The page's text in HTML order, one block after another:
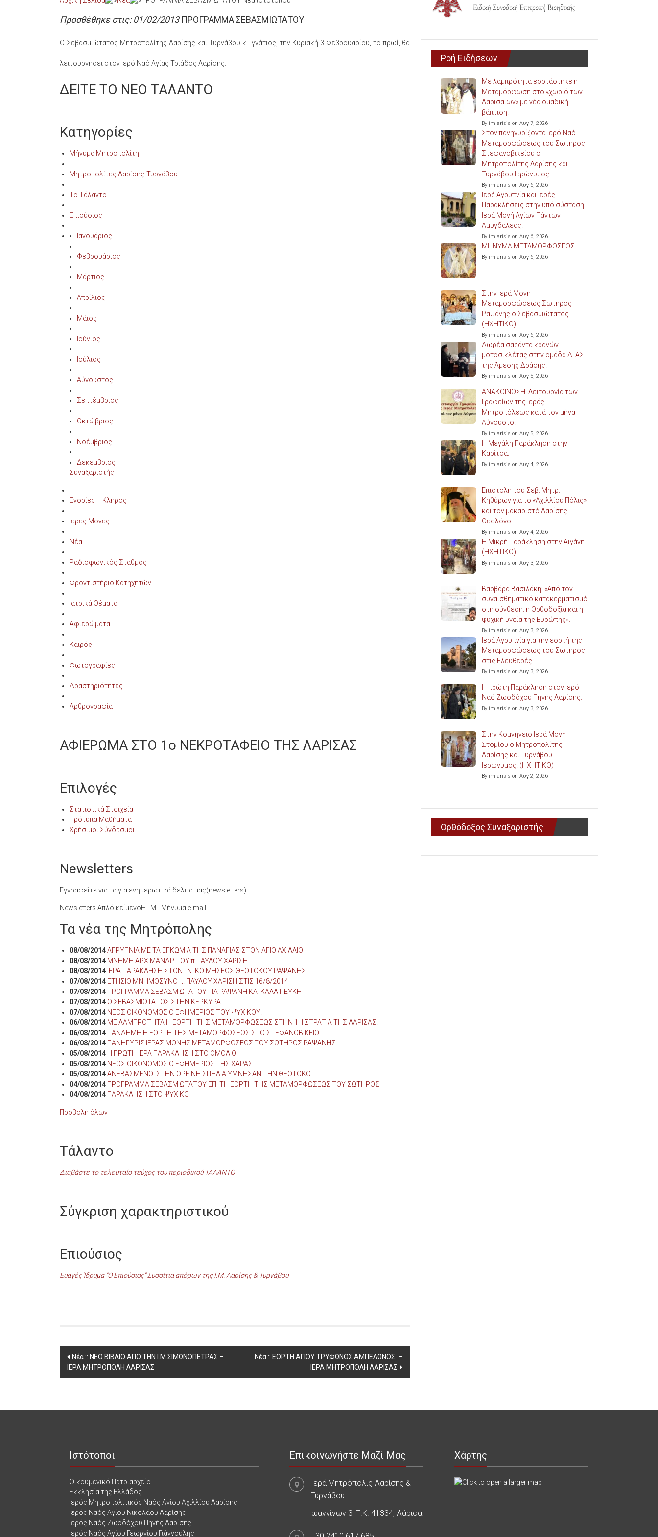
Προσθέθηκε στις: 01/02/2013ΠΡΟΓΡΑΜΜΑ ΣΕΒΑΣΜΙΩΤΑΤΟΥ
Ο Σεβασμιώτατος Μητροπολίτης Λαρίσης και Τυρνάβου κ. Ιγνάτιος, την Κυριακή 3 Φεβρουαρίου, το πρωί, θα
λειτουργήσει στον Ιερό Ναό Αγίας Τριάδος Λαρίσης.
ΔΕΙΤΕ ΤΟ ΝΕΟ ΤΑΛΑΝΤΟ
Κατηγορίες
Μήνυμα Μητροπολίτη
Μητροπολίτες Λαρίσης-Τυρνάβου
Το Τάλαντο
Επιούσιος
Ιανουάριος
Φεβρουάριος
Μάρτιος
Απρίλιος
Μάιος
Ιούνιος
Ιούλιος
Αύγουστος
Σεπτέμβριος
Οκτώβριος
Νοέμβριος
Δεκέμβριος
Συναξαριστής
Ενορίες – Κλήρος
Ιερές Μονές
Νέα
Ραδιοφωνικός Σταθμός
Φροντιστήριο Κατηχητών
Ιατρικά Θέματα
Αφιερώματα
Καιρός
Φωτογραφίες
Δραστηριότητες
Αρθρογραφία
ΑΦΙΕΡΩΜΑ ΣΤΟ 1ο ΝΕΚΡΟΤΑΦΕΙΟ ΤΗΣ ΛΑΡΙΣΑΣ
Επιλογές
Στατιστικά Στοιχεία
Πρότυπα Μαθήματα
Χρήσιμοι Σύνδεσμοι
Newsletters
Εγγραφείτε για τα για ενημερωτικά δελτία μας(newsletters)!
Newsletters Απλό κείμενοHTML Μήνυμα e-mail
Τα νέα της Μητρόπολης
08/08/2014ΑΓΡΥΠΝΙΑ ΜΕ ΤΑ ΕΓΚΩΜΙΑ ΤΗΣ ΠΑΝΑΓΙΑΣ ΣΤΟΝ ΑΓΙΟ ΑΧΙΛΛΙΟ
08/08/2014 ΜΝΗΜΗ ΑΡΧΙΜΑΝΔΡΙΤΟΥ π.ΠΑΥΛΟΥ ΧΑΡΙΣΗ
08/08/2014 ΙΕΡΑ ΠΑΡΑΚΛΗΣΗ ΣΤΟΝ Ι.Ν. ΚΟΙΜΗΣΕΩΣ ΘΕΟΤΟΚΟΥ ΡΑΨΑΝΗΣ
07/08/2014 ΕΤΗΣΙΟ ΜΝΗΜΟΣΥΝΟ π. ΠΑΥΛΟΥ ΧΑΡΙΣΗ ΣΤΙΣ 16/8/2014
07/08/2014 ΠΡΟΓΡΑΜΜΑ ΣΕΒΑΣΜΙΩΤΑΤΟΥ ΓΙΑ ΡΑΨΑΝΗ ΚΑΙ ΚΑΛΛΙΠΕΥΚΗ
07/08/2014 Ο ΣΕΒΑΣΜΙΩΤΑΤΟΣ ΣΤΗΝ ΚΕΡΚΥΡΑ
07/08/2014 ΝΕΟΣ ΟΙΚΟΝΟΜΟΣ Ο ΕΦΗΜΕΡΙΟΣ ΤΟΥ ΨΥΧΙΚΟΥ.
06/08/2014 ΜΕ ΛΑΜΠΡΟΤΗΤΑ Η ΕΟΡΤΗ ΤΗΣ ΜΕΤΑΜΟΡΦΩΣΕΩΣ ΣΤΗΝ 1Η ΣΤΡΑΤΙΑ ΤΗΣ ΛΑΡΙΣΑΣ.
06/08/2014 ΠΑΝΔΗΜΗ Η ΕΟΡΤΗ ΤΗΣ ΜΕΤΑΜΟΡΦΩΣΕΩΣ ΣΤΟ ΣΤΕΦΑΝΟΒΙΚΕΙΟ
06/08/2014 ΠΑΝΗΓΥΡΙΣ ΙΕΡΑΣ ΜΟΝΗΣ ΜΕΤΑΜΟΡΦΩΣΕΩΣ ΤΟΥ ΣΩΤΗΡΟΣ ΡΑΨΑΝΗΣ
05/08/2014 Η ΠΡΩΤΗ ΙΕΡΑ ΠΑΡΑΚΛΗΣΗ ΣΤΟ ΟΜΟΛΙΟ
05/08/2014 ΝΕΟΣ ΟΙΚΟΝΟΜΟΣ Ο ΕΦΗΜΕΡΙΟΣ ΤΗΣ ΧΑΡΑΣ
05/08/2014ΑΝΕΒΑΣΜΕΝΟΙ ΣΤΗΝ ΟΡΕΙΝΗ ΣΠΗΛΙΑ ΥΜΝΗΣΑΝ ΤΗΝ ΘΕΟΤΟΚΟ
04/08/2014 ΠΡΟΓΡΑΜΜΑ ΣΕΒΑΣΜΙΩΤΑΤΟΥ ΕΠΙ ΤΗ ΕΟΡΤΗ ΤΗΣ ΜΕΤΑΜΟΡΦΩΣΕΩΣ ΤΟΥ ΣΩΤΗΡΟΣ
04/08/2014 ΠΑΡΑΚΛΗΣΗ ΣΤΟ ΨΥΧΙΚΟ
Προβολή όλων
Τάλαντο
Διαβάστε το τελευταίο τεύχος του περιοδικού ΤΑΛΑΝΤΟ
Σύγκριση χαρακτηριστικού
Επιούσιος
Ευαγές Ίδρυμα “Ο Επιούσιος” Συσσίτια απόρων της Ι.Μ. Λαρίσης & Τυρνάβου
Post
navigation
Νέα :: ΝΕΟ ΒΙΒΛΙΟ ΑΠΟ ΤΗΝ Ι.Μ.ΣΙΜΩΝΟΠΕΤΡΑΣ –
ΙΕΡΑ ΜΗΤΡΟΠΟΛΗ ΛΑΡΙΣΑΣ
Νέα :: ΕΟΡΤΗ ΑΓΙΟΥ ΤΡΥΦΩΝΟΣ ΑΜΠΕΛΩΝΟΣ. –
ΙΕΡΑ ΜΗΤΡΟΠΟΛΗ ΛΑΡΙΣΑΣ
Ροή Ειδήσεων
Με λαμπρότητα εορτάστηκε η
Μεταμόρφωση στο «χωριό των
Λαρισαίων» με νέα ομαδική
βάπτιση.
By imlarisis on Αυγ 7, 2026
Στον πανηγυρίζοντα Ιερό Ναό
Μεταμορφώσεως του Σωτήρος
Στεφανοβικείου ο
Μητροπολίτης Λαρίσης και
Τυρνάβου Ιερώνυμος.
By imlarisis on Αυγ 6, 2026
Ιερά Αγρυπνία και Ιερές
Παρακλήσεις στην υπό σύσταση
Ιερά Μονή Αγίων Πάντων
Αμυγδαλέας.
By imlarisis on Αυγ 6, 2026
ΜΗΝΥΜΑ ΜΕΤΑΜΟΡΦΩΣΕΩΣ
By imlarisis on Αυγ 6, 2026
Στην Ιερά Μονή
Μεταμορφώσεως Σωτήρος
Ραψάνης ο Σεβασμιώτατος.
(ΗΧΗΤΙΚΟ)
By imlarisis on Αυγ 6, 2026
Δωρέα σαράντα κρανών
μοτοσικλέτας στην ομάδα ΔΙ.ΑΣ.
της Άμεσης Δράσης.
By imlarisis on Αυγ 5, 2026
ΑΝΑΚΟΙΝΩΣΗ: Λειτουργία των
Γραφείων της Ιεράς
Μητροπόλεως κατά τον μήνα
Αύγουστο.
By imlarisis on Αυγ 5, 2026
Η Μεγάλη Παράκληση στην
Καρίτσα.
By imlarisis on Αυγ 4, 2026
Επιστολή του Σεβ. Μητρ.
Κηθύρων για το «Αχιλλίου Πόλις»
και τον μακαριστό Λαρίσης
Θεολόγο.
By imlarisis on Αυγ 4, 2026
Η Μικρή Παράκληση στην Αιγάνη.
(ΗΧΗΤΙΚΟ)
By imlarisis on Αυγ 3, 2026
Βαρβάρα Βασιλάκη: «Από τον
συναισθηματικό κατακερματισμό
στη σύνθεση: η Ορθοδοξία και η
ψυχική υγεία της Ευρώπης».
By imlarisis on Αυγ 3, 2026
Ιερά Αγρυπνία για την εορτή της
Μεταμορφώσεως του Σωτήρος
στις Ελευθερές.
By imlarisis on Αυγ 3, 2026
Η πρώτη Παράκληση στον Ιερό
Ναό Ζωοδόχου Πηγής Λαρίσης.
By imlarisis on Αυγ 3, 2026
Στην Κομνήνειο Ιερά Μονή
Στομίου ο Μητροπολίτης
Λαρίσης και Τυρνάβου
Ιερώνυμος. (ΗΧΗΤΙΚΟ)
By imlarisis on Αυγ 2, 2026
Ορθόδοξος Συναξαριστής
Ιστότοποι
Οικουμενικό Πατριαρχείο
Εκκλησία της Ελλάδος
Ιερός Μητροπολιτικός Ναός Αγίου Αχιλλίου Λαρίσης
Ιερός Ναός Αγίου Νικολάου Λαρίσης
Ιερός Ναός Ζωοδόχου Πηγής Λαρίσης
Ιερός Ναός Αγίου Γεωργίου Γιάννουλης
Επικοινωνήστε Μαζί Μας
Ιερά Μητρόπολις Λαρίσης &
Τυρνάβου
Ιωαννίνων 3, Τ.Κ. 41334, Λάρισα
Χάρτης